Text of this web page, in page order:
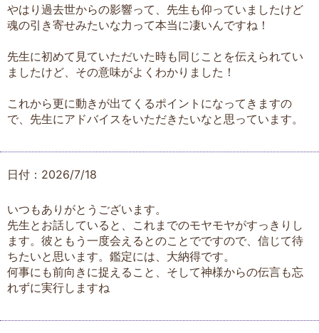
やはり過去世からの影響って、先生も仰っていましたけど
魂の引き寄せみたいな力って本当に凄いんですね！
先生に初めて見ていただいた時も同じことを伝えられてい
ましたけど、その意味がよくわかりました！
これから更に動きが出てくるポイントになってきますの
で、先生にアドバイスをいただきたいなと思っています。
日付：2026/7/18
いつもありがとうございます。
先生とお話していると、これまでのモヤモヤがすっきりし
ます。彼ともう一度会えるとのことでですので、信じて待
ちたいと思います。鑑定には、大納得です。
何事にも前向きに捉えること、そして神様からの伝言も忘
れずに実行しますね